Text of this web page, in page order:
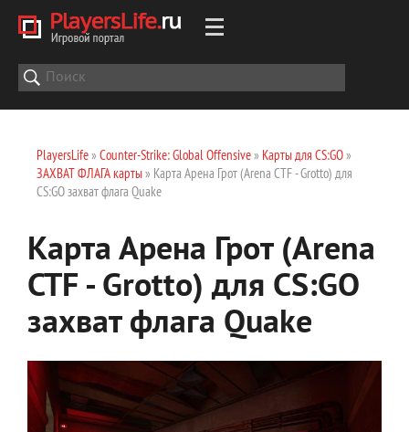
PlayersLife» Counter-Strike: Global Offensive» Карты для CS:GO»
ЗАХВАТ ФЛАГА карты» Карта Арена Грот (Arena CTF - Grotto) для
CS:GO захват флага Quake
Карта Арена Грот (Arena
CTF - Grotto) для CS:GO
захват флага Quake